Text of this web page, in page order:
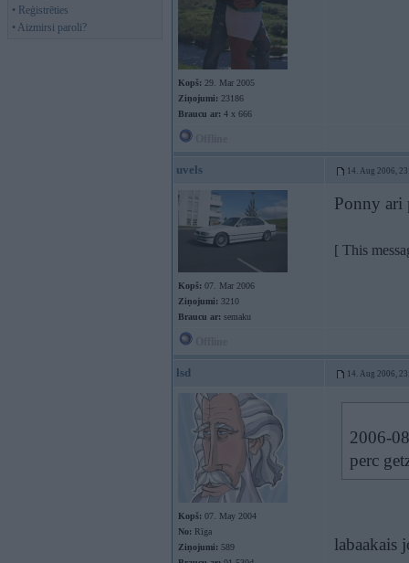
• Reģistrēties
• Aizmirsi paroli?
Kopš: 29. Mar 2005
Ziņojumi: 23186
Braucu ar: 4 x 666
uvels 14. Aug 2006,
Kopš: 07. Mar 2006
Ziņojumi: 3210
Braucu ar: semaku
Ponny
[ This
lsd 14. Aug 2006,
Kopš: 07. May 2004
No: Rīga
Ziņojumi: 589
2006-
perc
labaakais